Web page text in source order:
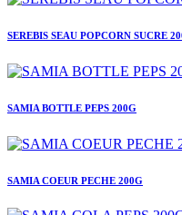
SEREBIS SEAU POPCORN SUCRE
SAMIA BOTTLE PEPS 200G
SAMIA COEUR PECHE 200G